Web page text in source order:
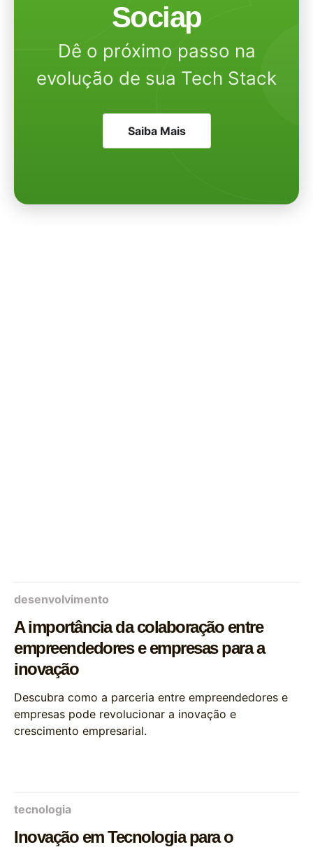
Sociap
Dê o próximo passo na
evolução de sua Tech Stack
Saiba Mais
desenvolvimento
A importância da colaboração entre
empreendedores e empresas para a
inovação
Descubra como a parceria entre empreendedores e
empresas pode revolucionar a inovação e
crescimento empresarial.
tecnologia
Inovação em Tecnologia para o